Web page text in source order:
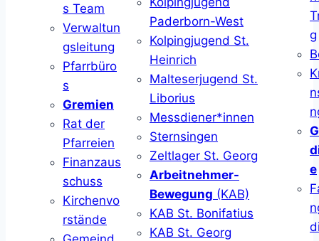
s Team
Verwaltun
gsleitung
Pfarrbüro
s
Gremien
Rat der
Pfarreien
Finanzaus
schuss
Kirchenvo
rstände
Paderborn-West
Kolpingjugend St.
Heinrich
Malteserjugend St.
Liborius
Messdiener*innen
Sternsingen
Zeltlager St. Georg
Arbeitnehmer-
Bewegung (KAB)
KAB St. Bonifatius
KAB St. Georg
g
e